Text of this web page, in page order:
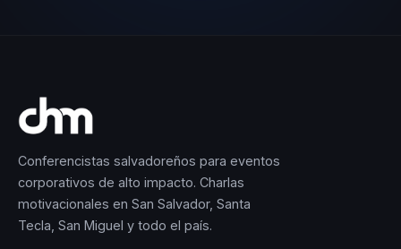
Conferencistas salvadoreños para eventos
corporativos de alto impacto. Charlas
motivacionales en San Salvador, Santa
Tecla, San Miguel y todo el país.